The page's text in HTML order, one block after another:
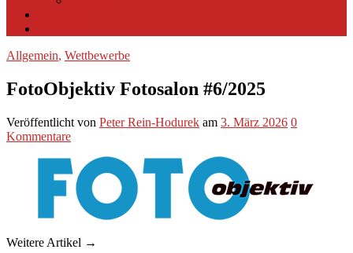
Allgemein, Wettbewerbe
FotoObjektiv Fotosalon #6/2025
Veröffentlicht von Peter Rein-Hodurek am 3. März 2026 0
Kommentare
Weitere Artikel →